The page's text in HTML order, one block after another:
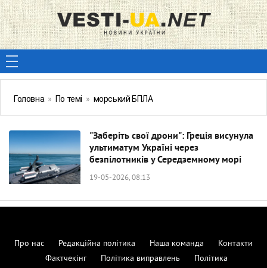
Головна » По темі » морський БПЛА
"Заберіть свої дрони": Греція висунула
ультиматум Україні через
безпілотників у Середземному морі
19-05-2026, 08:13
Про нас Редакційна політика Наша команда
Контакти
Фактчекінг
Політика виправлень
Політика